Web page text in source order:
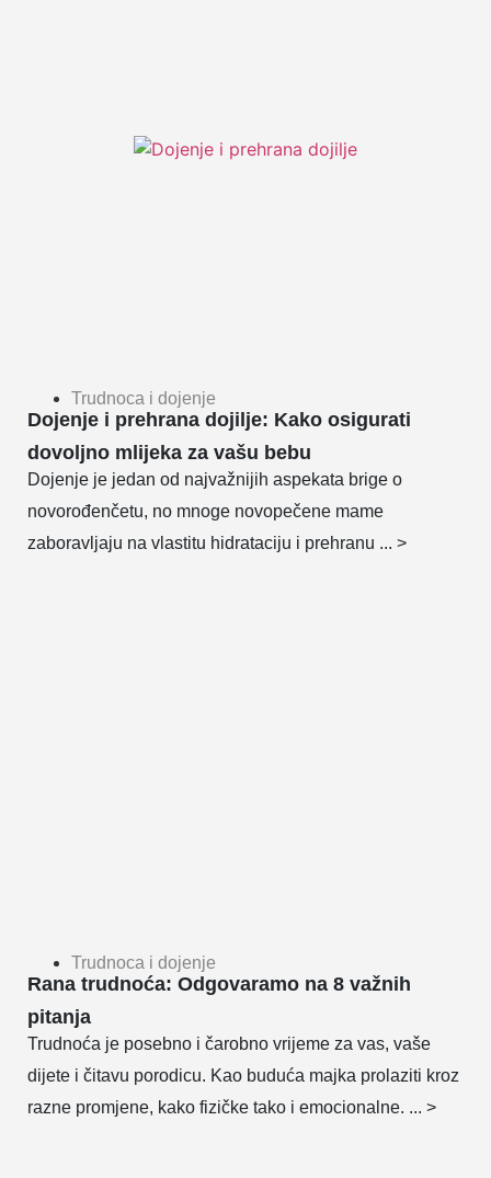
Trudnoca i dojenje
Dojenje i prehrana dojilje: Kako osigurati
dovoljno mlijeka za vašu bebu
Dojenje je jedan od najvažnijih aspekata brige o
novorođenčetu, no mnoge novopečene mame
zaboravljaju na vlastitu hidrataciju i prehranu ... >
Trudnoca i dojenje
Rana trudnoća: Odgovaramo na 8 važnih
pitanja
Trudnoća je posebno i čarobno vrijeme za vas, vaše
dijete i čitavu porodicu. Kao buduća majka prolaziti kroz
razne promjene, kako fizičke tako i emocionalne. ... >